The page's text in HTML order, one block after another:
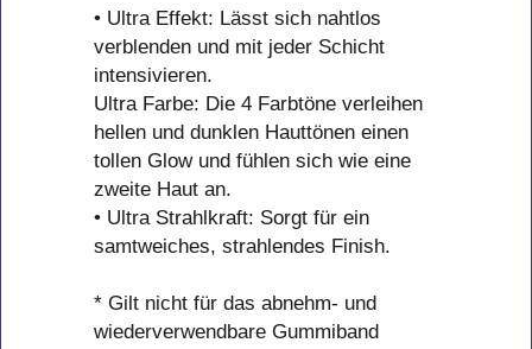
• Ultra Effekt: Lässt sich nahtlos
verblenden und mit jeder Schicht
intensivieren.
Ultra Farbe: Die 4 Farbtöne verleihen
hellen und dunklen Hauttönen einen
tollen Glow und fühlen sich wie eine
zweite Haut an.
• Ultra Strahlkraft: Sorgt für ein
samtweiches, strahlendes Finish.
* Gilt nicht für das abnehm- und
wiederverwendbare Gummiband